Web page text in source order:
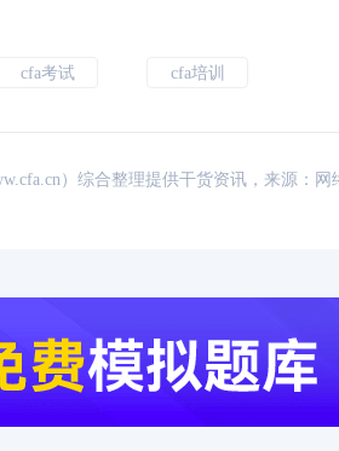
cfa考试 cfa培训
）综合整理提供干货资讯，来源：